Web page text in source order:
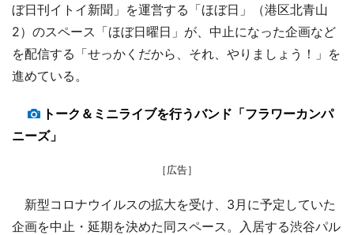
ぼ日刊イトイ新聞」を運営する「ほぼ日」（港区北青山
2）のスペース「ほぼ日曜日」が、中止になった企画など
を配信する「せっかくだから、それ、やりましょう！」を
進めている。
トーク＆ミニライブを行うバンド「フラワーカンパ
ニーズ」
［広告］
新型コロナウイルスの拡大を受け、3月に予定していた
企画を中止・延期を決めた同スペース。入居する渋谷パル